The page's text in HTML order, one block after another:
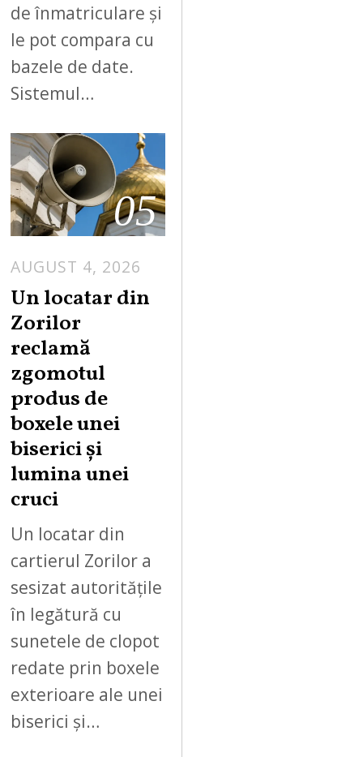
de înmatriculare și
le pot compara cu
bazele de date.
Sistemul…
05
AUGUST 4, 2026
Un locatar din
Zorilor
reclamă
zgomotul
produs de
boxele unei
biserici și
lumina unei
cruci
Un locatar din
cartierul Zorilor a
sesizat autoritățile
în legătură cu
sunetele de clopot
redate prin boxele
exterioare ale unei
biserici și…